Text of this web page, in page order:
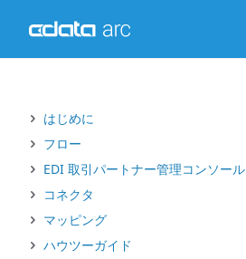
はじめに
フロー
EDI 取引パートナー管理コンソール
コネクタ
マッピング
ハウツーガイド